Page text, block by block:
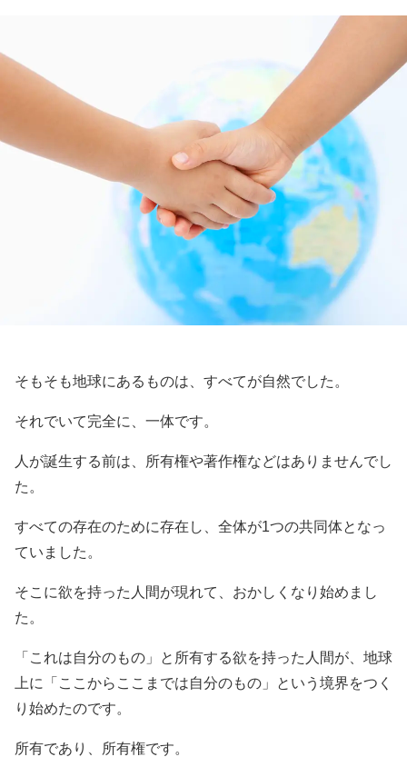
そもそも地球にあるものは、すべてが自然でした。
それでいて完全に、一体です。
人が誕生する前は、所有権や著作権などはありませんでし
た。
すべての存在のために存在し、全体が1つの共同体となっ
ていました。
そこに欲を持った人間が現れて、おかしくなり始めまし
た。
「これは自分のもの」と所有する欲を持った人間が、地球
上に「ここからここまでは自分のもの」という境界をつく
り始めたのです。
所有であり、所有権です。